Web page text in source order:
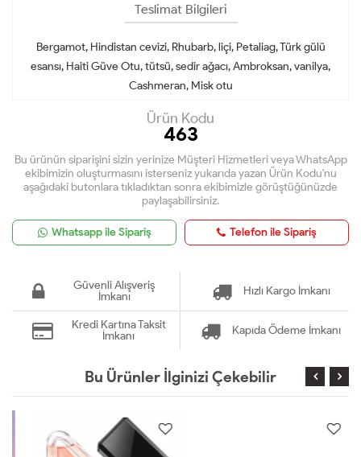
Teslimat Bilgileri
Bergamot, Hindistan cevizi, Rhubarb, liçi, Petaliag, Türk gülü
esansı, Haiti Güve Otu, tütsü, sedir ağacı, Ambroksan, vanilya,
Cashmeran, Misk otu
Ürün Kodu
463
Bu ürünün siparişini sizin yerinize Müşteri Hizmetleri veya WhatsApp
ekibimizin oluşturmasını isterseniz yukarıda yazan Ürün Kodu'nu
aşağıdaki butonlara tıkladıktan sonra ekibimizle görüştüğünüzde
paylaşabilirsiniz.
Whatsapp ile Sipariş Telefon ile Sipariş
Güvenli Alışveriş
İmkanı
Hızlı Kargo İmkanı
Kredi Kartına Taksit
İmkanı
Kapıda Ödeme İmkanı
Bu Ürünler İlginizi Çekebilir